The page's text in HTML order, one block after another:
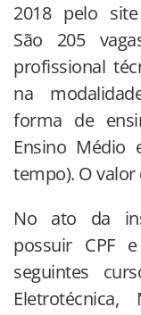
2018 pelo site
São 205
profissional
na
forma de
Ensino
tempo). O valor
No ato da
possuir CPF
seguintes